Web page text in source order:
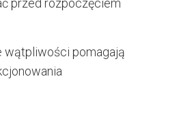
przed rozpoczęciem
wątpliwości pomagają